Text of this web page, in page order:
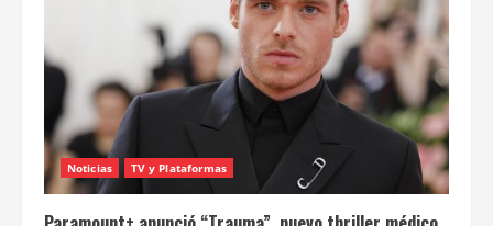
Noticias TV y Plataformas